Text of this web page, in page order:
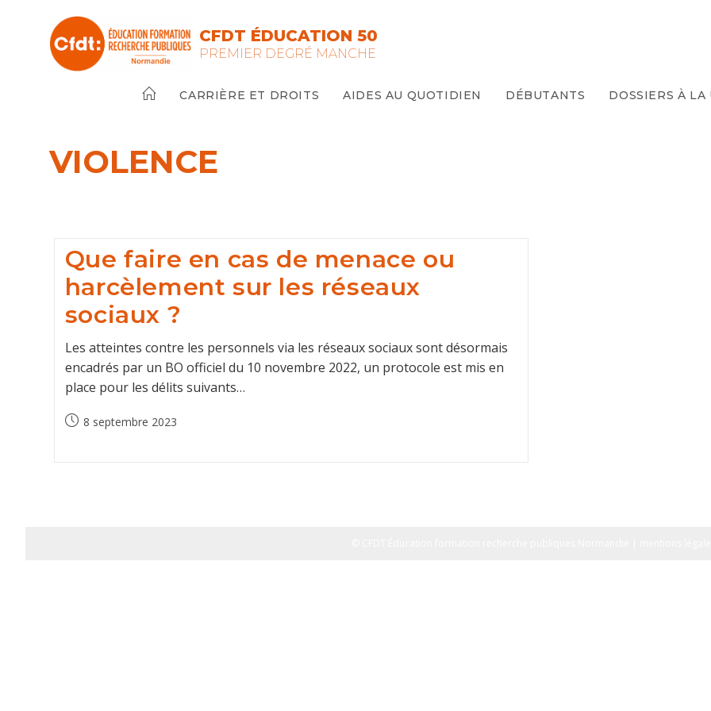
CFDT ÉDUCATION 50
PREMIER DEGRÉ MANCHE
CARRIÈRE ET DROITS AIDES AU QUOTIDIEN DÉBUTANTS DOSSIERS À LA
VIOLENCE
Que faire en cas de menace ou
harcèlement sur les réseaux
sociaux ?
Les atteintes contre les personnels via les réseaux sociaux sont désormais
encadrés par un BO officiel du 10 novembre 2022, un protocole est mis en
place pour les délits suivants…
Publication
8 septembre 2023